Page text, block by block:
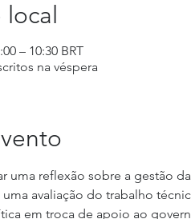
– 10:30 BRT
na véspera
uma reflexão sobre a gestão
avaliação do trabalho
em troca de apoio ao